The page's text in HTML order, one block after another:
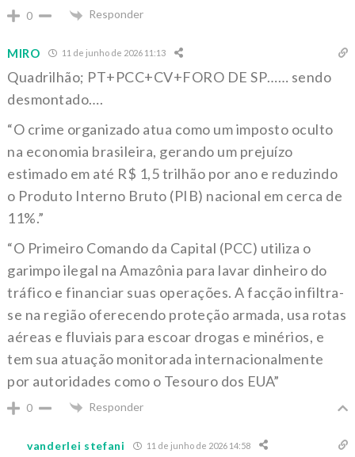
0 Responder
MIRO 11 de junho de 2026 11:13
Quadrilhão; PT+PCC+CV+FORO DE SP…… sendo
desmontado….
“O crime organizado atua como um imposto oculto
na economia brasileira, gerando um prejuízo
estimado em até R$ 1,5 trilhão por ano e reduzindo
o Produto Interno Bruto (PIB) nacional em cerca de
11%.”
“O Primeiro Comando da Capital (PCC) utiliza o
garimpo ilegal na Amazônia para lavar dinheiro do
tráfico e financiar suas operações. A facção infiltra-
se na região oferecendo proteção armada, usa rotas
aéreas e fluviais para escoar drogas e minérios, e
tem sua atuação monitorada internacionalmente
por autoridades como o Tesouro dos EUA”
0 Responder
vanderlei stefani 11 de junho de 2026 14:58